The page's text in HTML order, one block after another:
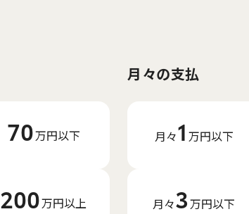
70万円以下
200万円以上
月々の支払
月々1 万円以下
月々3万円以下